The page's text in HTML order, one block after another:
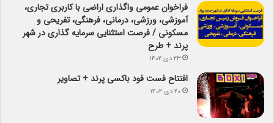
فراخوان عمومی واگذاری اراضی با کاربری تجاری،
آموزشی، ورزشی، درمانی، فرهنگی، تفریحی و
مسکونی / فرصت استثنایی سرمایه گذاری در شهر
پرند + طرح
۲۳ دی ۱۴۰۲
افتتاح فست فود باکسی پرند + تصاویر
۲۰ دی ۱۴۰۲